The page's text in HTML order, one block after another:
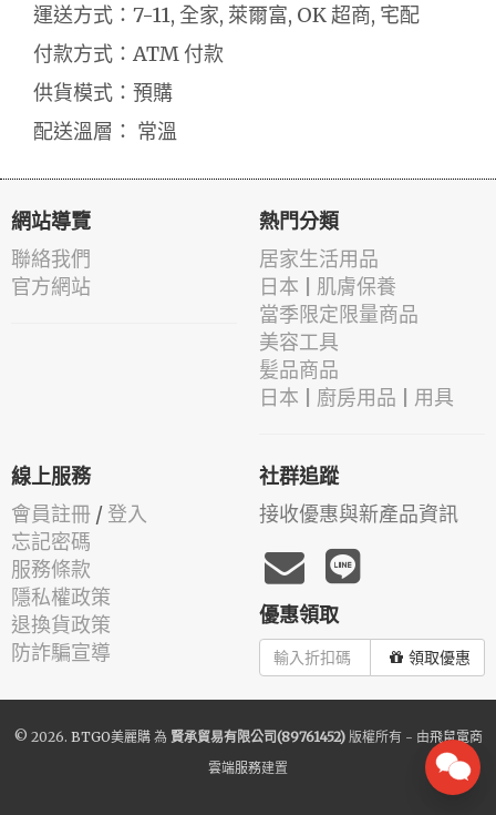
運送方式：7-11, 全家, 萊爾富, OK 超商, 宅配
付款方式：ATM 付款
供貨模式：預購
配送溫層： 常溫
網站導覽
聯絡我們
官方網站
熱門分類
居家生活用品
日本 | 肌膚保養
當季限定限量商品
美容工具
髪品商品
日本 | 廚房用品 | 用具
線上服務
會員註冊 / 登入
忘記密碼
服務條款
隱私權政策
退換貨政策
防詐騙宣導
社群追蹤
接收優惠與新產品資訊
優惠領取
領取優惠
© 2026. BTGO美麗購為 賢承貿易有限公司(89761452)版權所有 - 由飛鼠電商
雲端服務建置